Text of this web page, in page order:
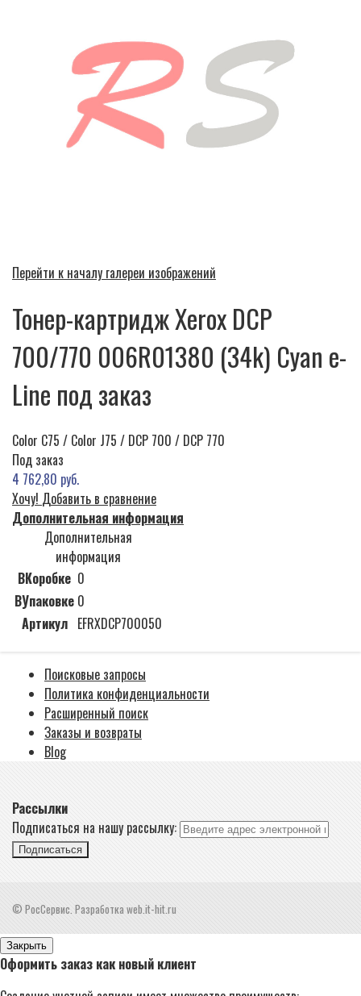
Перейти к началу галереи изображений
Тонер-картридж Xerox DCP
700/770 006R01380 (34k) Cyan e-
Line под заказ
Color C75 / Color J75 / DCP 700 / DCP 770
Под заказ
4 762,80 руб.
Хочу! Добавить в сравнение
Дополнительная информация
Дополнительная
информация
ВКоробке 0
ВУпаковке 0
Артикул EFRXDCP700050
Поисковые запросы
Политика конфиденциальности
Расширенный поиск
Заказы и возвраты
Blog
Рассылки
Подписаться на нашу рассылку:
Подписаться
© РосСервис. Разработка web.it-hit.ru
Закрыть
Оформить заказ как новый клиент